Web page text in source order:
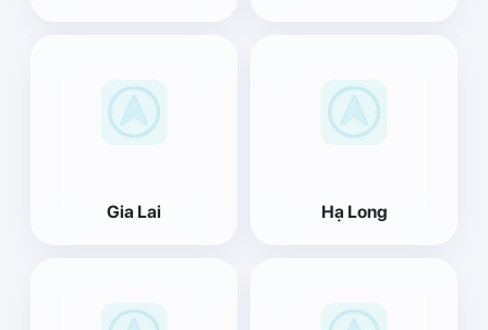
Gia Lai Hạ Long